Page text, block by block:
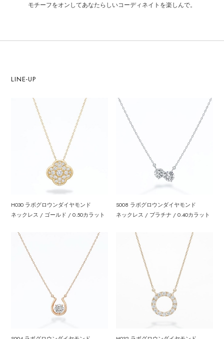
モチーフをオンしてあなたらしいコーディネイトを楽しんで。
LINE-UP
H030 ラボグロウンダイヤモンド
ネックレス / ゴールド / 0.50カラット
S008 ラボグロウンダイヤモンド
ネックレス / プラチナ / 0.40カラット